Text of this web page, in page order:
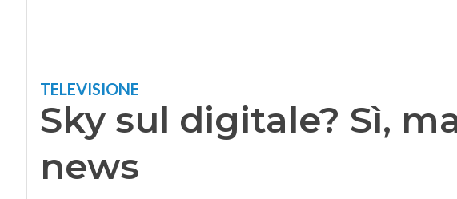
TELEVISIONE
Sky sul digitale? Sì,
news